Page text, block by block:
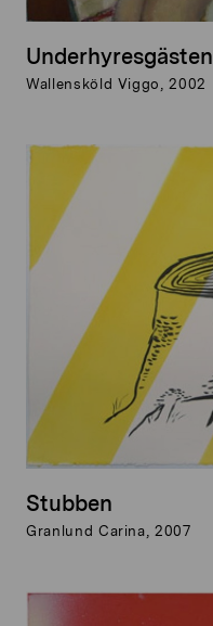
Underhyresgästen
Wallensköld Viggo, 2002
Stubben
Granlund Carina, 2007